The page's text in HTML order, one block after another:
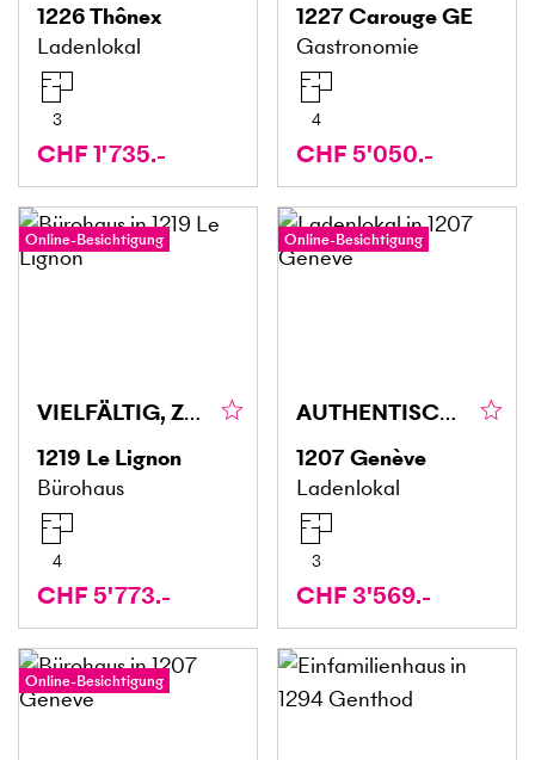
1226Thônex
Ladenlokal
3
CHF 1'735.-
1227Carouge GE
Gastronomie
4
CHF 5'050.-
Online-Besichtigung
VIELFÄLTIG, ZENTRAL UND KLIMATISIERT
1219 Le Lignon
Bürohaus
4
CHF 5'773.-
Online-Besichtigung
AUTHENTISCH, AN ZENTRALER LAGE
1207Genève
Ladenlokal
3
CHF 3'569.-
Online-Besichtigung